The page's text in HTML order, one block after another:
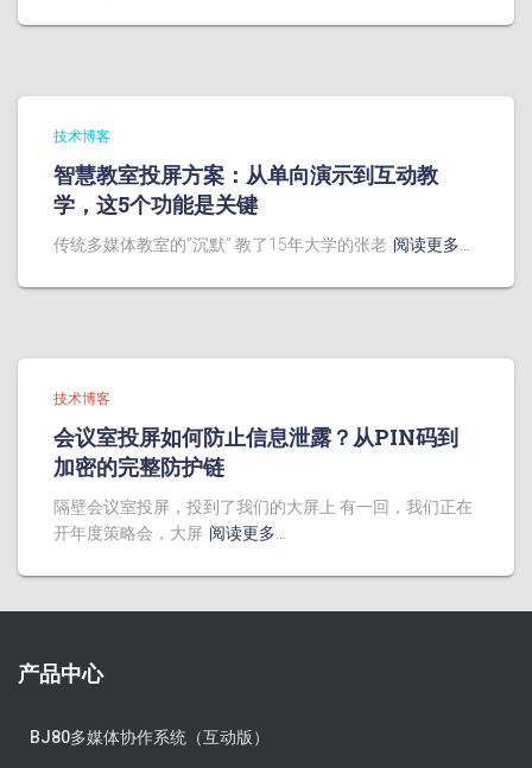
技术博客
智慧教室投屏方案：从单向演示到互动教
学，这5个功能是关键
传统多媒体教室的”沉默” 教了15年大学的张老 阅读更多…
技术博客
会议室投屏如何防止信息泄露？从PIN码到
加密的完整防护链
隔壁会议室投屏，投到了我们的大屏上 有一回，我们正在
开年度策略会，大屏 阅读更多…
产品中心
BJ80多媒体协作系统（互动版）